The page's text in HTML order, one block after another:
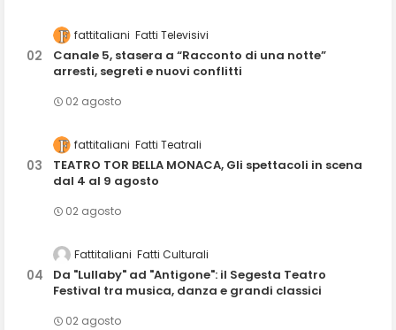
fattitaliani Fatti Televisivi
Canale 5, stasera a “Racconto di una notte”
arresti, segreti e nuovi conflitti
02 agosto
fattitaliani Fatti Teatrali
TEATRO TOR BELLA MONACA, Gli spettacoli in scena
dal 4 al 9 agosto
02 agosto
Fattitaliani Fatti Culturali
Da "Lullaby" ad "Antigone": il Segesta Teatro
Festival tra musica, danza e grandi classici
02 agosto